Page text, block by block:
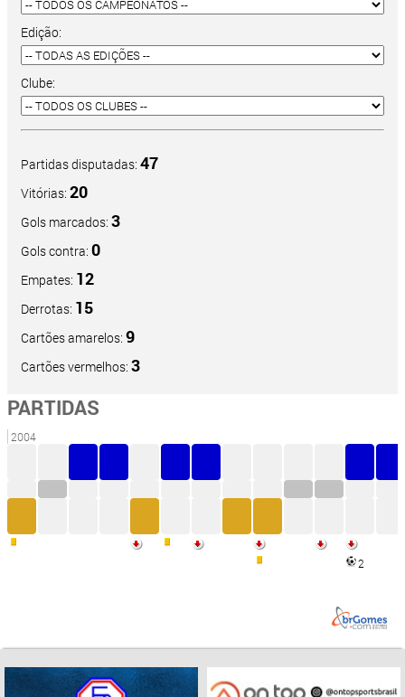
Edição:
Clube:
Partidas disputadas: 47
Vitórias: 20
Gols marcados: 3
Gols contra: 0
Empates: 12
Derrotas: 15
Cartões amarelos: 9
Cartões vermelhos: 3
PARTIDAS
2004
2